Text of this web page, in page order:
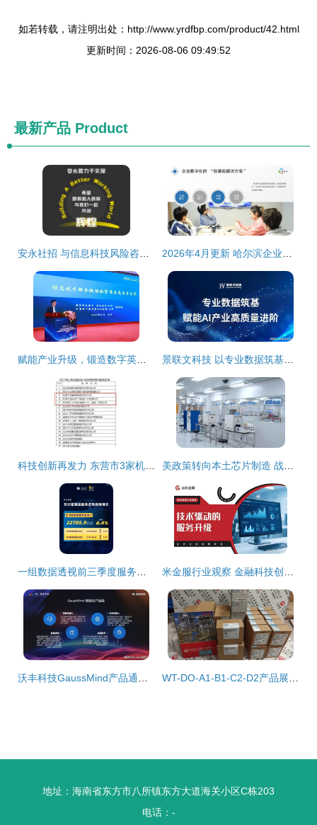
如若转载，请注明出处：http://www.yrdfbp.com/product/42.html
更新时间：2026-08-06 09:49:52
最新产品 Product
地址：海南省东方市八所镇东方大道海关小区C栋203
电话：-